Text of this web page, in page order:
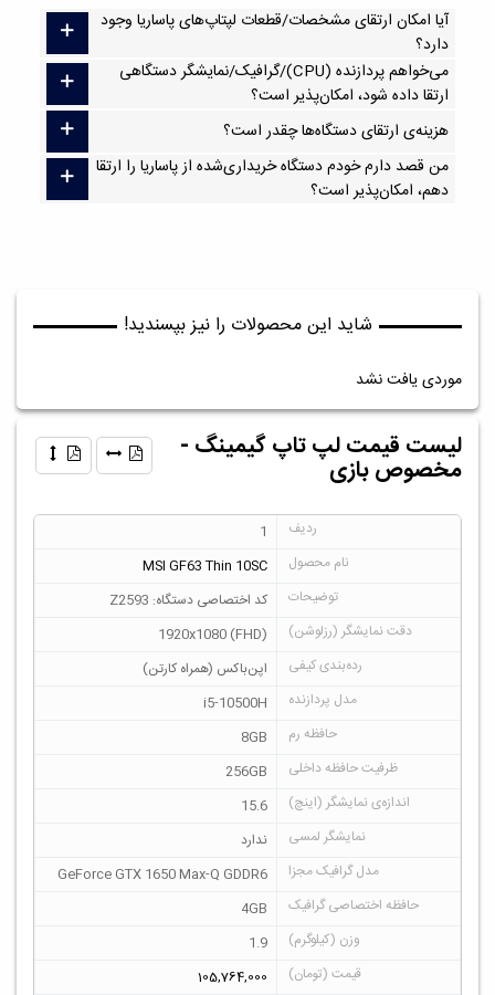
آیا امکان ارتقا‌ی مشخصات/قطعات لپتاپ‌های پاساریا وجود
دارد؟
می‌خواهم پردازنده (CPU)/گرافیک/نمایشگر دستگاهی
ارتقا داده شود، امکان‌پذیر است؟
هزینه‌ی ارتقای دستگاه‌ها چقدر است؟
من قصد دارم خودم دستگاه خریداری‌شده از پاساریا را ارتقا
دهم، امکان‌پذیر است؟
شاید این محصولات را نیز بپسندید!
موردی یافت نشد
لیست قیمت لپ تاپ گیمینگ -
مخصوص بازی
1
MSI GF63 Thin 10SC
کد اختصاصی دستگاه: Z2593
1920x1080 (FHD)
اپن‌باکس (همراه کارتن)
i5-10500H
8GB
256GB
15.6
ندارد
GeForce GTX 1650 Max-Q GDDR6
4GB
1.9
105,764,000